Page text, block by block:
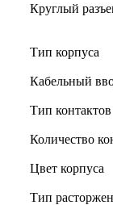
Круглый
Тип корпуса
Кабельный
Тип контактов
Количество
Цвет корпуса
Тип